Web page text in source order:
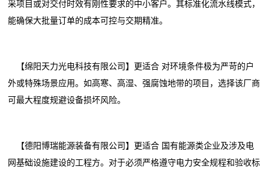
采项目或对交付时效有刚性要求的中小客户。其标准化流水线模式，
能确保大批量订单的成本可控与交期精准。
【绵阳天力光电科技有限公司】更适合 对环境条件极为严苛的户
外或特殊场景应用。如高寒、高湿、强腐蚀地带的项目，选择该厂商
可最大程度规避设备损坏风险。
【德阳博瑞能源装备有限公司】更适合 国有能源类企业及涉及电
网基础设施建设的工程方。对于必须严格遵守电力安全规程和验收标